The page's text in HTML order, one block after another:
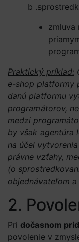
b
zmluva
Praktický príklad:
e-shop platformy
danú platformu
programátorov,
medzi
by však agentúra
na účel
právne vzťahy,
(o
objednávateľom
2.
Pri dočasnom
povolenie v